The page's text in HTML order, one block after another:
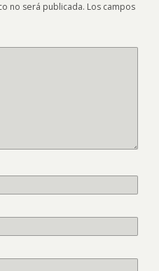
no será publicada. Los campos